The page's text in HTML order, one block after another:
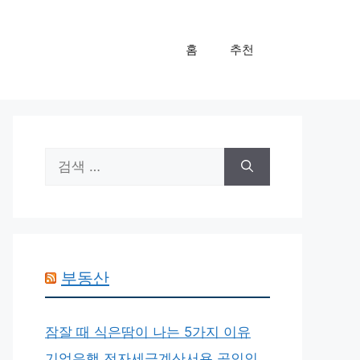
홈 추천
색:
부동산
잠잘 때 식은땀이 나는 5가지 이유